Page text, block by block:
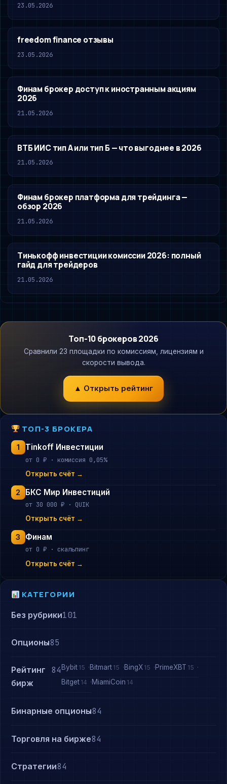
23.05.2026
freedom finance отзывы
23.05.2026
Финам брокер доступ к иностранным акциям
2026
21.05.2026
ВТБ ИИС тип А или тип Б — что выгоднее в 2026
21.05.2026
Финам брокер платформа для трейдинга —
обзор 2026
21.05.2026
Тинькофф инвестиции комиссии 2026: полный
гайд для трейдеров
21.05.2026
Топ-10 брокеров 2026
Сравнили 23 площадки по комиссиям, лицензиям и
скорости вывода.
▲ Открыть рейтинг
ТОП-3 БРОКЕРА
1 Tinkoff Инвестиции
от 0 ₽ · комиссия 0,05%
Открыть счёт →
2 БКС Мир Инвестиций
от 30 000 ₽ · QUIK
Открыть счёт →
3 Финам
от 0 ₽ · скальпинг
Открыть счёт →
КАТЕГОРИИ
Без рубрики101
Опционы85
Рейтинг
бирж
84 Bybit 15 Bitmart 15 BingX 15 PrimeXBT 15
Bitget 14 MiamiCoin 14
Бинарные опционы84
Торговля на бирже84
Стратегии84